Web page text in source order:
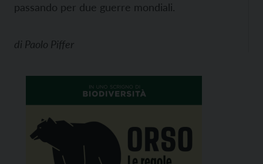
passando per due guerre mondiali.
di Paolo Piffer